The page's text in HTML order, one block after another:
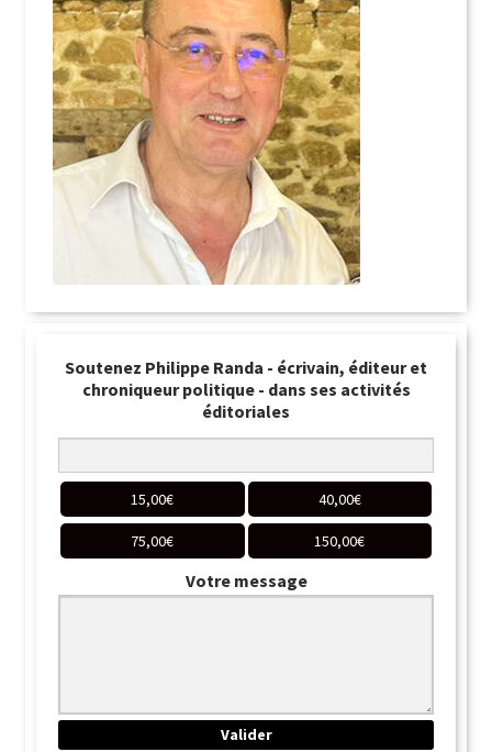
Soutenez Philippe Randa - écrivain, éditeur et
chroniqueur politique - dans ses activités
éditoriales
15,00€ 40,00€
75,00€ 150,00€
Votre message